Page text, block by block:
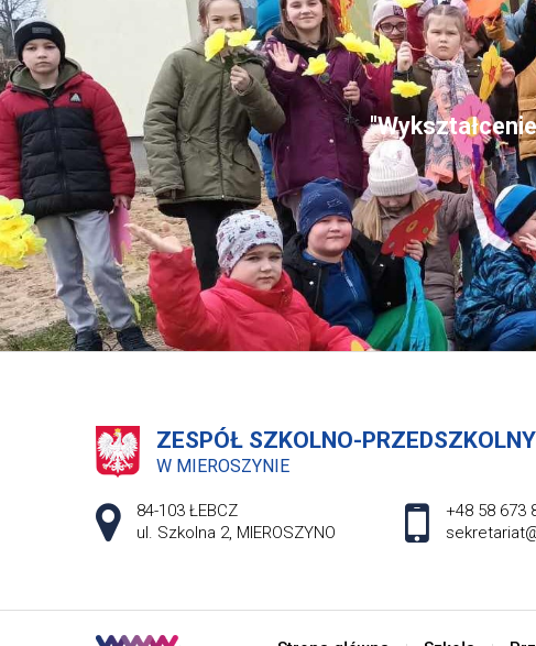
ZESPÓŁ SZKOLNO-PRZEDSZKOLNY
W MIEROSZYNIE
Adres pocztowy:
84-103 ŁEBCZ
ul. Szkolna 2, MIEROSZYNO
+48 58 673